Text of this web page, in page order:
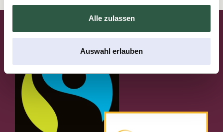
Alle zulassen
Auswahl erlauben